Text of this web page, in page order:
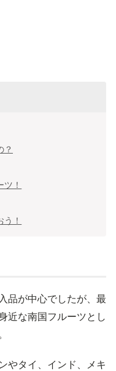
？
！
！
品が中心でしたが、最
近な南国フルーツとし
やタイ、インド、メキ